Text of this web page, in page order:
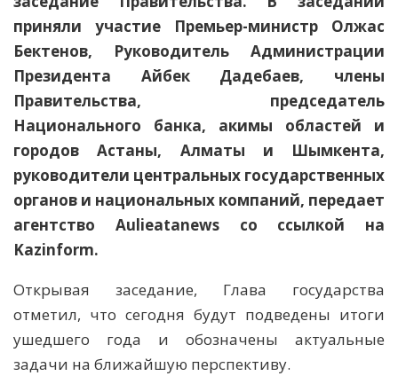
приняли участие Премьер-министр Олжас
Бектенов, Руководитель Администрации
Президента Айбек Дадебаев, члены
Правительства, председатель
Национального банка, акимы областей и
городов Астаны, Алматы и Шымкента,
руководители центральных государственных
органов и национальных компаний, передает
агентство Aulieatanews со ссылкой на
Kazinform.
Открывая заседание, Глава государства
отметил, что сегодня будут подведены итоги
ушедшего года и обозначены актуальные
задачи на ближайшую перспективу.